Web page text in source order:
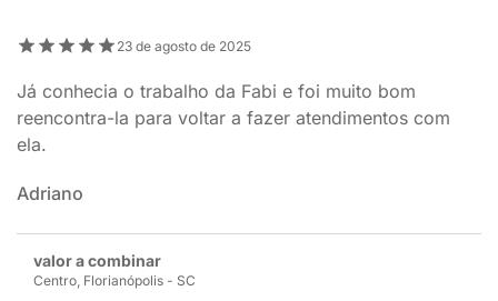
valor a combinar
Centro, Florianópolis - SC
23 de agosto de 2025
Já conhecia o trabalho da Fabi e foi muito bom
reencontra-la para voltar a fazer atendimentos com
ela.
Adriano